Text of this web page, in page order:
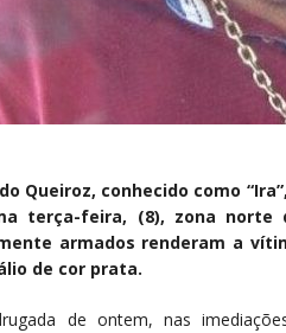
Queiroz, conhecido como
terça-feira, (8), zona norte
armados renderam a
de cor prata.
de ontem, nas